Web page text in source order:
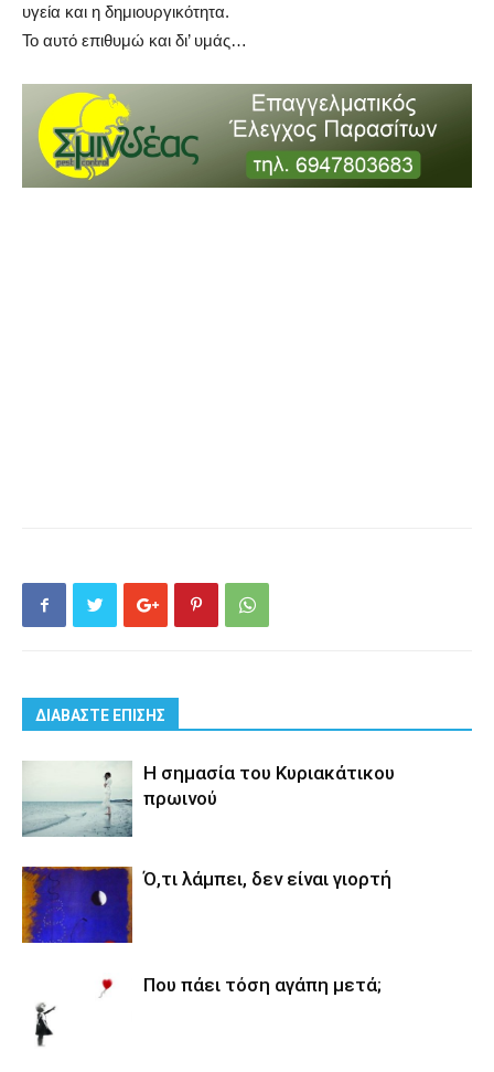
υγεία και η δημιουργικότητα.
Το αυτό επιθυμώ και δι’ υμάς…
ΔΙΑΒΑΣΤΕ ΕΠΙΣΗΣ
Η σημασία του Κυριακάτικου
πρωινού
Ό,τι λάμπει, δεν είναι γιορτή
Που πάει τόση αγάπη μετά;